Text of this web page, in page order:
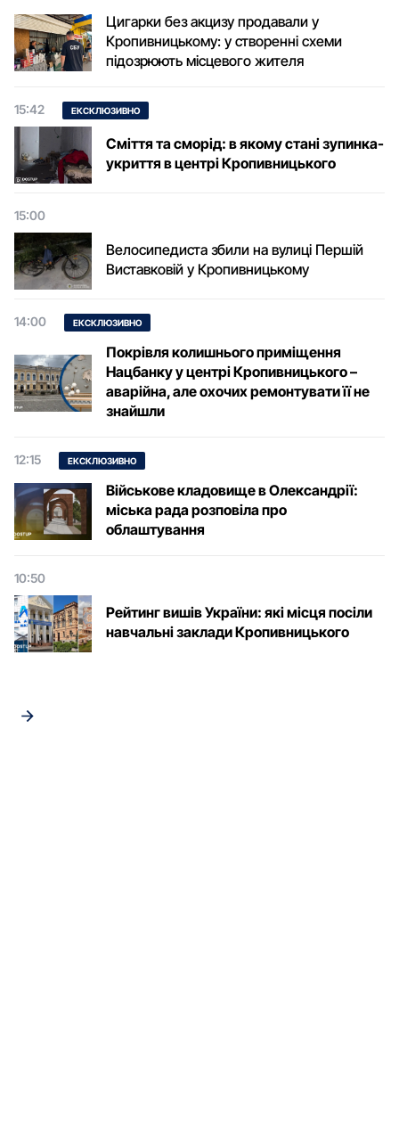
Цигарки без акцизу продавали у
Кропивницькому: у створенні схеми
підозрюють місцевого жителя
15:42 ЕКСКЛЮЗИВНО
Сміття та сморід: в якому стані зупинка-
укриття в центрі Кропивницького
15:00
Велосипедиста збили на вулиці Першій
Виставковій у Кропивницькому
14:00 ЕКСКЛЮЗИВНО
Покрівля колишнього приміщення
Нацбанку у центрі Кропивницького –
аварійна, але охочих ремонтувати її не
знайшли
12:15 ЕКСКЛЮЗИВНО
Військове кладовище в Олександрії:
міська рада розповіла про
облаштування
10:50
Рейтинг вишів України: які місця посіли
навчальні заклади Кропивницького